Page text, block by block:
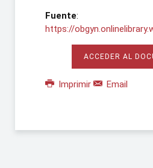
Fuente:
https://
ACCEDER AL
Imprimir Email